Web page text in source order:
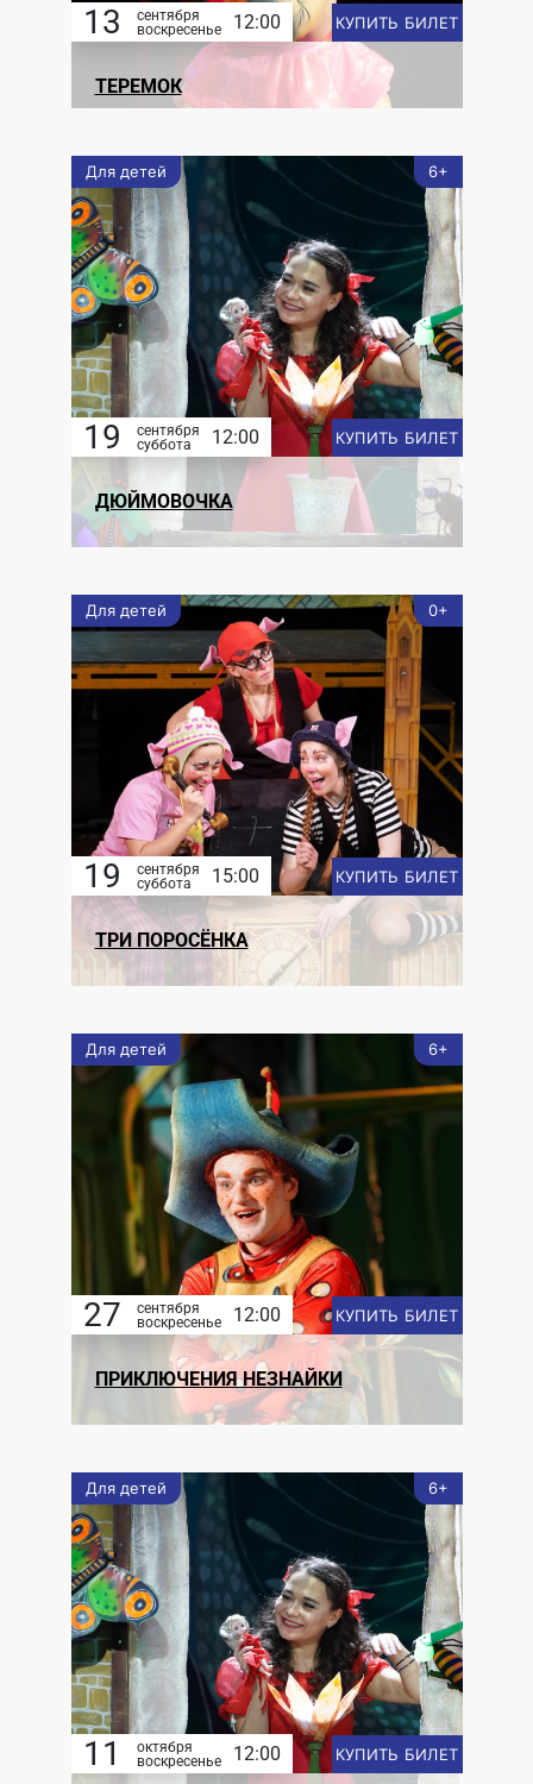
13
сентября
воскресенье
12:00 КУПИТЬ БИЛЕТ
ТЕРЕМОК
Для детей 6+
19
сентября
суббота
12:00 КУПИТЬ БИЛЕТ
ДЮЙМОВОЧКА
Для детей 0+
19
сентября
суббота
15:00 КУПИТЬ БИЛЕТ
ТРИ ПОРОСЁНКА
Для детей 6+
27
сентября
воскресенье
12:00 КУПИТЬ БИЛЕТ
ПРИКЛЮЧЕНИЯ НЕЗНАЙКИ
Для детей 6+
11
октября
воскресенье
12:00 КУПИТЬ БИЛЕТ